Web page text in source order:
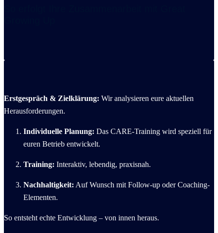
Erstgespräch & Zielklärung: Wir analysieren eure aktuellen
Herausforderungen.
Individuelle Planung: Das CARE-Training wird speziell für
euren Betrieb entwickelt.
Training: Interaktiv, lebendig, praxisnah.
Nachhaltigkeit: Auf Wunsch mit Follow-up oder Coaching-
Elementen.
So entsteht echte Entwicklung – von innen heraus.